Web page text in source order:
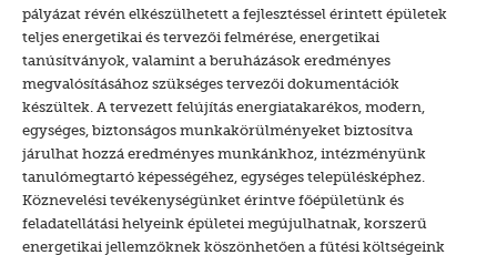
pályázat révén elkészülhetett a fejlesztéssel érintett épületek
teljes energetikai és tervezői felmérése, energetikai
tanúsítványok, valamint a beruházások eredményes
megvalósításához szükséges tervezői dokumentációk
készültek. A tervezett felújítás energiatakarékos, modern,
egységes, biztonságos munkakörülményeket biztosítva
járulhat hozzá eredményes munkánkhoz, intézményünk
tanulómegtartó képességéhez, egységes településképhez.
Köznevelési tevékenységünket érintve főépületünk és
feladatellátási helyeink épületei megújulhatnak, korszerű
energetikai jellemzőknek köszönhetően a fűtési költségeink